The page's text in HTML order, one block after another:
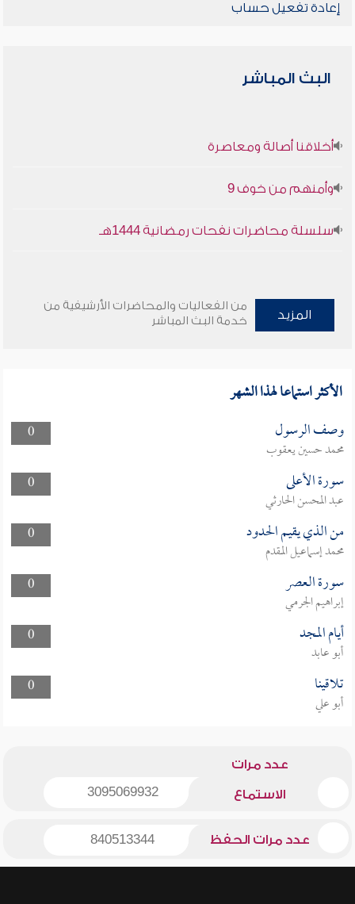
إعادة تفعيل حساب
البث المباشر
أخلاقنا أصالة ومعاصرة
وأمنهم من خوف 9
سلسلة محاضرات نفحات رمضانية 1444هـ
المزيد
من الفعاليات والمحاضرات الأرشيفية من
خدمة البث المباشر
الأكثر استماعا لهذا الشهر
0 وصف الرسول
محمد حسين يعقوب
0
سورة الأعلى
عبد المحسن الحارثي
0
من الذي يقيم الحدود
محمد إسماعيل المقدم
0
سورة العصر
إبراهيم الجرمي
0
أيام المجد
أبو عابد
0
تلاقينا
أبو علي
عدد مرات
الاستماع 3095069932
عدد مرات الحفظ 840513344